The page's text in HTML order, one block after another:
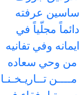
ساسين عرفته
دائماً مجلّياً في
ايمانه وفي تفانيه
من وحي سعاده
مــــن تــاريـخـنـا